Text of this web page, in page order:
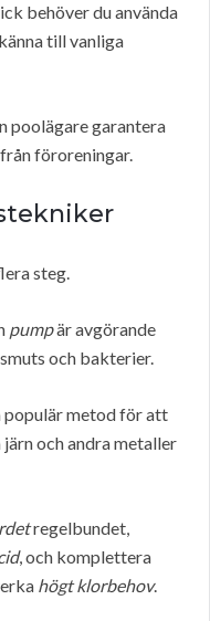
behöver du använda
till vanliga
poolägare garantera
föroreningar.
steg.
pumpär avgörande
och bakterier.
populär metod för att
och andra metaller
regelbundet,
, och komplettera
högt klorbehov.